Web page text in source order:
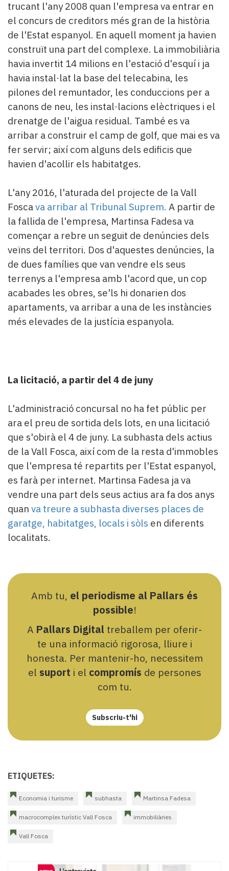
trucant l'any 2008 quan l'empresa va entrar en
el concurs de creditors més gran de la història
de l'Estat espanyol. En aquell moment ja havien
construït una part del complexe. La immobiliària
havia invertit 14 milions en l'estació d'esquí i ja
havia instal·lat la base del telecabina, les
pilones del remuntador, les conduccions per a
canons de neu, les instal·lacions elèctriques i el
drenatge de l'aigua residual. També es va
arribar a construir el camp de golf, que mai es va
fer servir; així com alguns dels edificis que
havien d'acollir els habitatges.
L'any 2016, l'aturada del projecte de la Vall
Foscava arribar al Tribunal Suprem. A partir de
la fallida de l'empresa, Martinsa Fadesa va
començar a rebre un seguit de denúncies dels
veïns del territori. Dos d'aquestes denúncies, la
de dues famílies que van vendre els seus
terrenys a l'empresa amb l'acord que, un cop
acabades les obres, se'ls hi donarien dos
apartaments, va arribar a una de les instàncies
més elevades de la justícia espanyola.
La licitació, a partir del 4 de juny
L'administració concursal no ha fet públic per
ara el preu de sortida dels lots, en una licitació
que s'obirà el 4 de juny. La subhasta dels actius
de la Vall Fosca, així com de la resta d'immobles
que l'empresa té repartits per l'Estat espanyol,
es farà per internet. Martinsa Fadesa ja va
vendre una part dels seus actius ara fa dos anys
quan va treure a subhasta diverses places de
garatge, habitatges, locals i sòls en diferents
localitats.
Amb tu, el periodisme al Pallars és
possible!
A Pallars Digital treballem per oferir-
te una informació rigorosa, lliure i
honesta. Per mantenir-ho, necessitem
el suport i el compromís de persones
com tu.
Subscriu-t'hi
ETIQUETES:
Economia i turisme subhasta Martinsa Fadesa
macrocomplex turístic Vall Fosca immobiliàries
Vall Fosca